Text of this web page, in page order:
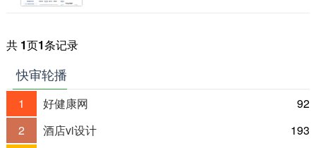
共 1页1条记录
快审轮播
1 好健康网
92
2
酒店vi设计
193